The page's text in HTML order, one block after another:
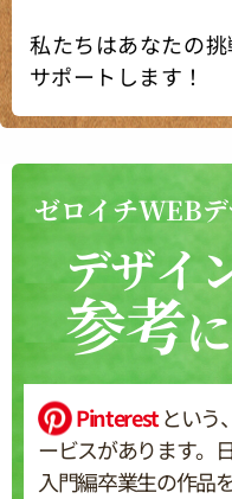
私たちはあなたの
サポートします！
ゼロイチWEB
デザイ
参考
Pinterestという
ービスがあります。
入門編卒業生の作品